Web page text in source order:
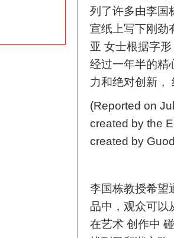
列了许多由李国
宣纸上写下刚劲
亚 女士根据字
经过一年半的精
力和绝对创新，
(Reported on
created by the
created by
李国栋教授希望
品中，观众可以
在艺术 创作中